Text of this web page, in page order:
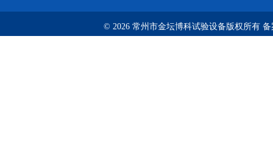
© 2026 常州市金坛博科试验设备版权所有 备